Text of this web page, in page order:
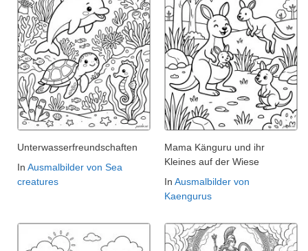
Unterwasserfreundschaften
In Ausmalbilder von Sea
creatures
Mama Känguru und ihr
Kleines auf der Wiese
In Ausmalbilder von
Kaengurus